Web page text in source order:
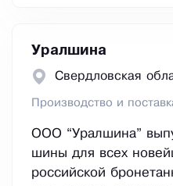
Уралшина
Свердловская
Производство и
OOO “Уралшина”
шины для всех
российской